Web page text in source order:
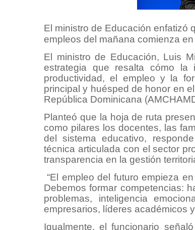
El ministro de Educación enfatizó
empleos del mañana comienza
El ministro de Educación, Luis
estrategia que resalta cómo
productividad, el empleo y la
principal y huésped de honor en
República Dominicana
Planteó que la hoja de ruta
como pilares los docentes, las
del sistema educativo,
técnica articulada con el sector
transparencia en la gestión
“El empleo del futuro empieza
Debemos formar competencias:
problemas, inteligencia
empresarios, líderes académicos
Igualmente, el funcionario